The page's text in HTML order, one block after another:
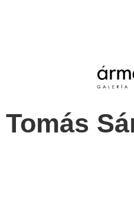
Tomás